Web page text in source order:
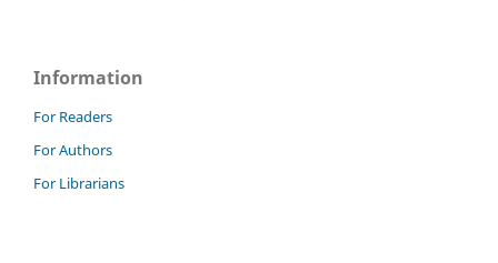
Information
For Readers
For Authors
For Librarians